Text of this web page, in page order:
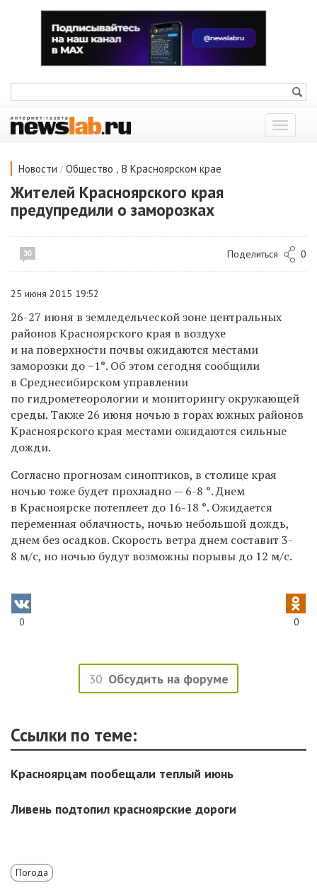
Показать
меню
Новости / Общество , В Красноярском крае
Жителей Красноярского края
предупредили о заморозках
30 Поделиться 0
25 июня 2015 19:52
26-27 июня в земледельческой зоне центральных
районов Красноярского края в воздухе
и на поверхности почвы ожидаются местами
заморозки до −1°. Об этом сегодня сообщили
в Среднесибирском управлении
по гидрометеорологии и мониторингу окружающей
среды. Также 26 июня ночью в горах южных районов
Красноярского края местами ожидаются сильные
дожди.
Согласно прогнозам синоптиков, в столице края
ночью тоже будет прохладно — 6-8 °. Днем
в Красноярске потеплеет до 16-18 °. Ожидается
переменная облачность, ночью небольшой дождь,
днем без осадков. Скорость ветра днем составит 3-
8 м/с, но ночью будут возможны порывы до 12 м/с.
0 0
30 Обсудить на форуме
Ссылки по теме:
Красноярцам пообещали теплый июнь
Ливень подтопил красноярские дороги
Погода